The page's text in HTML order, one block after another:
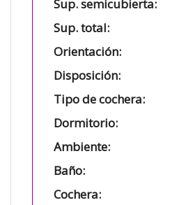
Sup. semicubierta:
Sup. total:
Orientación:
Disposición:
Tipo de cochera:
Dormitorio:
Ambiente:
Baño:
Cochera: